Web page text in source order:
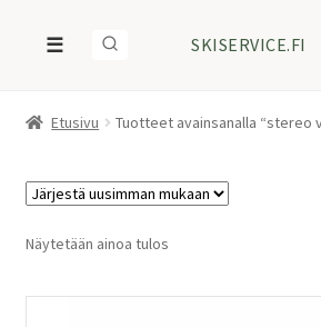
☰ SKISERVICE.FI
Etusivu Tuotteet avainsanalla “stereo
Näytetään ainoa tulos